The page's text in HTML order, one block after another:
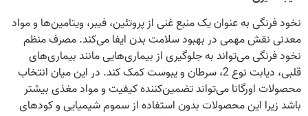
نخود فرنگی به عنوان یک منبع غنی از پروتئین، فیبر، ویتامین‌ها و مواد
معدنی نقش مهمی در بهبود سلامت بدن ایفا می‌کند. مصرف منظم
نخود فرنگی می‌تواند به جلوگیری از بیماری‌هایی مانند بیماری‌های
قلبی، دیابت نوع 2، سرطان و یبوست کمک کند. در این میان انتخاب
محصولات اورگانا می‌تواند تضمین‌کننده کیفیت و مواد مغذی بیشتر
باشد زیرا این محصولات بدون استفاده از سموم شیمیایی و کودهای